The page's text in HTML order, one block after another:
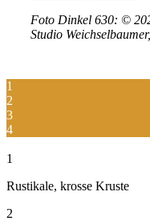
Foto Dinkel 630: ©
Studio
1
2
3
4
1
Rustikale, krosse Kruste
2